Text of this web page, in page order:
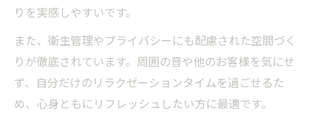
りを実感しやすいです。
また、衛生管理やプライバシーにも配慮された空間づく
りが徹底されています。周囲の音や他のお客様を気にせ
ず、自分だけのリラクゼーションタイムを過ごせるた
め、心身ともにリフレッシュしたい方に最適です。